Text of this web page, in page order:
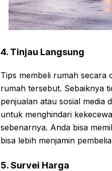
4. Tinjau Langsung
Tips membeli rumah secara
rumah tersebut. Sebaiknya
penjualan atau sosial media
untuk menghindari
sebenarnya. Anda bisa
bisa lebih menjamin
5. Survei Harga